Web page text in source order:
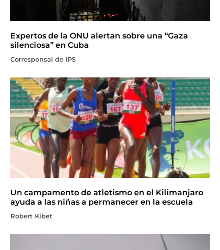
Expertos de la ONU alertan sobre una “Gaza
silenciosa” en Cuba
Corresponsal de IPS
Un campamento de atletismo en el Kilimanjaro
ayuda a las niñas a permanecer en la escuela
Robert Kibet